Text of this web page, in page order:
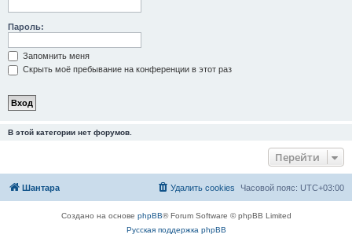
Пароль:
Запомнить меня
Скрыть моё пребывание на конференции в этот раз
В этой категории нет форумов.
Перейти
Шантара Часовой пояс: UTC+03:00
Удалить cookies
Создано на основе phpBB® Forum Software © phpBB Limited
Русская поддержка phpBB